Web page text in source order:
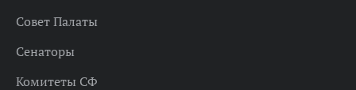
Совет Палаты
Сенаторы
Комитеты СФ